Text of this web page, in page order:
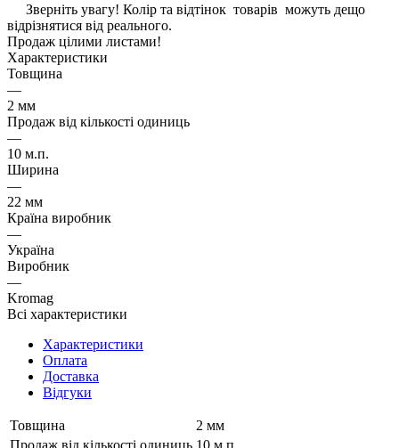
Зверніть увагу! Колір та відтінок товарів можуть дещо
відрізнятися від реального.
Продаж цілими листами!
Характеристики
Товщина
—
2 мм
Продаж від кількості одиниць
—
10 м.п.
Ширина
—
22 мм
Країна виробник
—
Україна
Виробник
—
Kromag
Всі характеристики
Характеристики
Оплата
Доставка
Відгуки
Товщина
2 мм
Продаж від кількості одиниць 10 м.п.